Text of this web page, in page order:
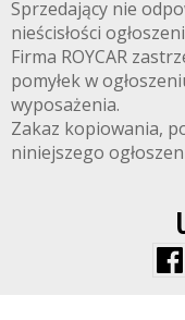
Sprzedający nie
nieścisłości
Firma ROYCAR
pomyłek w
wyposażenia.
Zakaz kopiowania,
niniejszego